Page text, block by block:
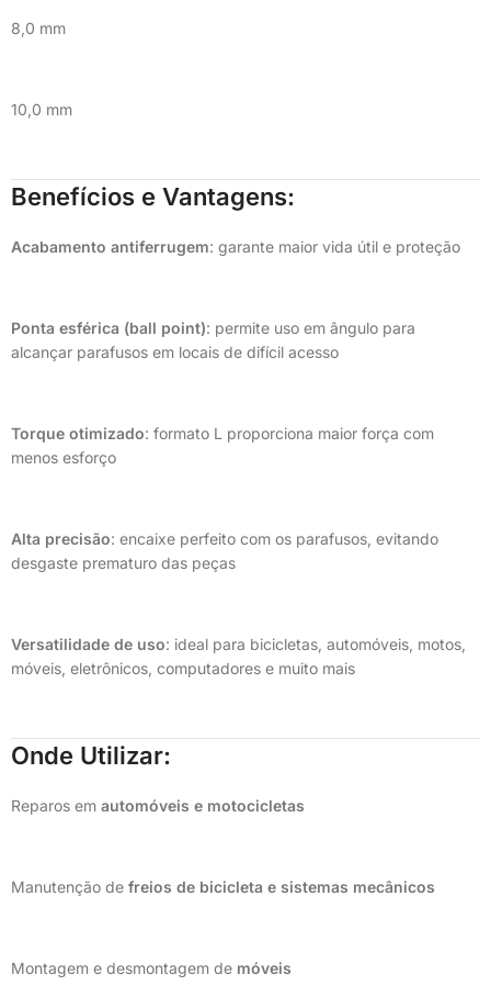
8,0 mm
10,0 mm
Benefícios e Vantagens:
Acabamento antiferrugem: garante maior vida útil e proteção
Ponta esférica (ball point): permite uso em ângulo para
alcançar parafusos em locais de difícil acesso
Torque otimizado: formato L proporciona maior força com
menos esforço
Alta precisão: encaixe perfeito com os parafusos, evitando
desgaste prematuro das peças
Versatilidade de uso: ideal para bicicletas, automóveis, motos,
móveis, eletrônicos, computadores e muito mais
Onde Utilizar:
Reparos em automóveis e motocicletas
Manutenção de freios de bicicleta e sistemas mecânicos
Montagem e desmontagem de móveis